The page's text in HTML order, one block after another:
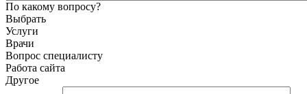
По какому вопросу?
Выбрать
Услуги
Врачи
Вопрос специалисту
Работа сайта
Другое